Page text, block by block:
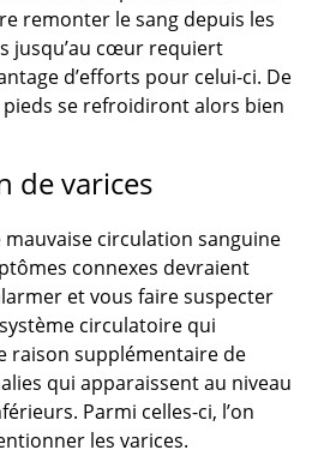
remonter le sang depuis les
jusqu’au cœur requiert
d’efforts pour celui-ci. De
se refroidiront alors bien
de varices
circulation sanguine
connexes devraient
et vous faire suspecter
circulatoire qui
raison supplémentaire de
qui apparaissent au niveau
Parmi celles-ci, l’on
les varices.